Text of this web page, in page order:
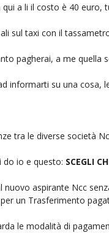
qui a li il costo è 40
sul taxi con il
pagherai, a me quella
informarti su una cosa,
tra le diverse società
do io e questo: SCEGLI
nuovo aspirante Ncc
un Trasferimento
le modalità di